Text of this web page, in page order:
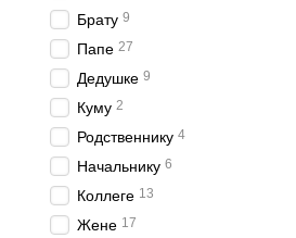
Брату 9
Папе 27
Дедушке 9
Куму 2
Родственнику 4
Начальнику 6
Коллеге 13
Жене 17